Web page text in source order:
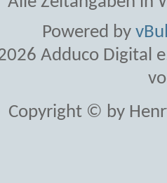
Powered by
Adduco Digital
Copyright © by